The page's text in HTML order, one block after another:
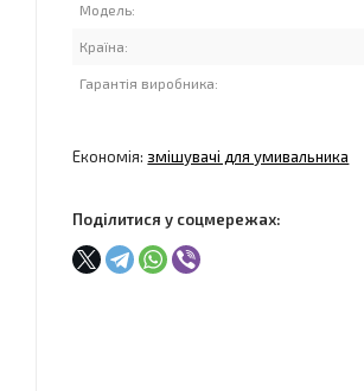
Модель:
Країна:
Гарантія виробника:
Економія: змішувачі для умивальника
Поділитися у соцмережах: